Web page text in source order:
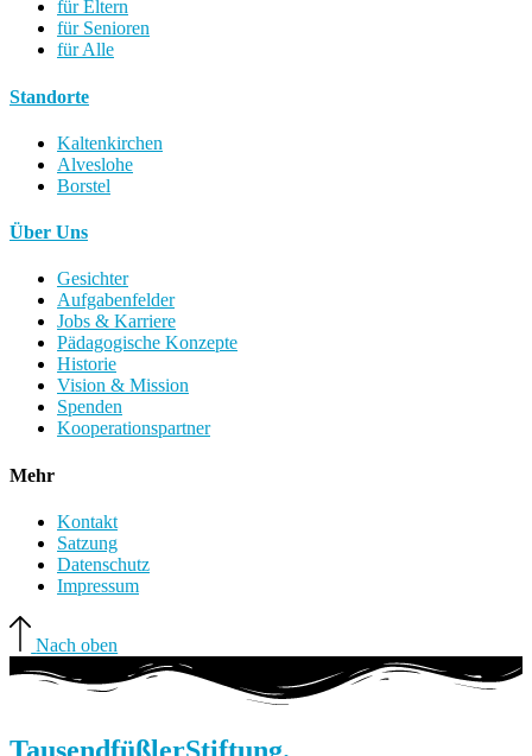
für Eltern
für Senioren
für Alle
Standorte
Kaltenkirchen
Alveslohe
Borstel
Über Uns
Gesichter
Aufgabenfelder
Jobs & Karriere
Pädagogische Konzepte
Historie
Vision & Mission
Spenden
Kooperationspartner
Mehr
Kontakt
Satzung
Datenschutz
Impressum
Nach oben